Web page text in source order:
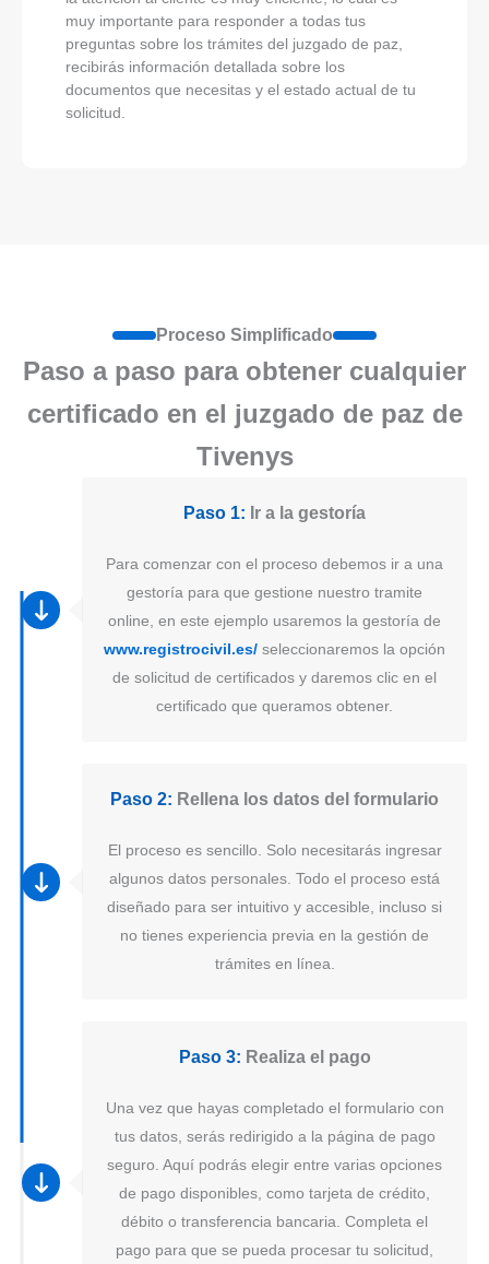
muy importante para responder a todas tus
preguntas sobre los trámites del juzgado de paz,
recibirás información detallada sobre los
documentos que necesitas y el estado actual de tu
solicitud.
Proceso Simplificado
Paso a paso para obtener cualquier
certificado en el juzgado de paz de
Tivenys
Paso 1: Ir a la gestoría
Para comenzar con el proceso debemos ir a una
gestoría para que gestione nuestro tramite
online, en este ejemplo usaremos la gestoría de
www.registrocivil.es/ seleccionaremos la opción
de solicitud de certificados y daremos clic en el
certificado que queramos obtener.
Paso 2: Rellena los datos del formulario
El proceso es sencillo. Solo necesitarás ingresar
algunos datos personales. Todo el proceso está
diseñado para ser intuitivo y accesible, incluso si
no tienes experiencia previa en la gestión de
trámites en línea.
Paso 3: Realiza el pago
Una vez que hayas completado el formulario con
tus datos, serás redirigido a la página de pago
seguro. Aquí podrás elegir entre varias opciones
de pago disponibles, como tarjeta de crédito,
débito o transferencia bancaria. Completa el
pago para que se pueda procesar tu solicitud,